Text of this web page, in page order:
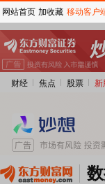
财经 焦点 股票 新
网站首页 加收藏 移动客户